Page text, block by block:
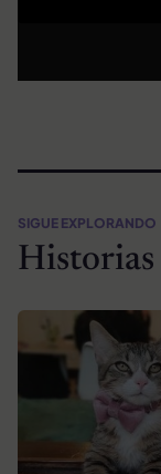
SIGUE EXPLORANDO
Historias